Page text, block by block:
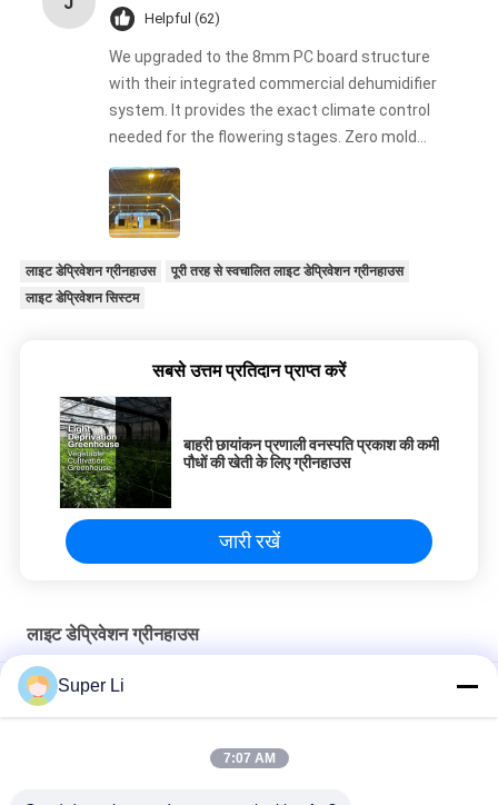
Helpful (62)
We upgraded to the 8mm PC board structure
with their integrated commercial dehumidifier
system. It provides the exact climate control
needed for the flowering stages. Zero mold
issues this harvest!
लाइट डेप्रिवेशन ग्रीनहाउस
पूरी तरह से स्वचालित लाइट डेप्रिवेशन ग्रीनहाउस
लाइट डेप्रिवेशन सिस्टम
सबसे उत्तम प्रतिदान प्राप्त करें
बाहरी छायांकन प्रणाली वनस्पति प्रकाश की कमी
पौधों की खेती के लिए ग्रीनहाउस
जारी रखें
लाइट डेप्रिवेशन ग्रीनहाउस
१०-१०० एम प्रकाश की कमी ग्रीनहाउस १००% छायांकन काली-सफेद फिल्म के साथ
Super Li
7:07 AM